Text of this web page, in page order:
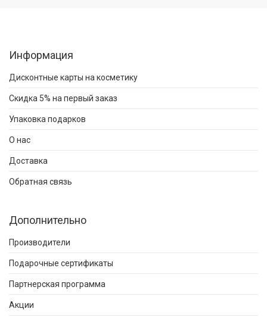
Информация
Дисконтные карты на косметику
Скидка 5% на первый заказ
Упаковка подарков
О нас
Доставка
Обратная связь
Дополнительно
Производители
Подарочные сертификаты
Партнерская программа
Акции